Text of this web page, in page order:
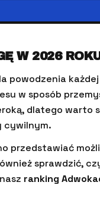
W 2026
powodzenia
w sposób
dlatego warto
cywilnym.
przedstawiać
sprawdzić,
ranking